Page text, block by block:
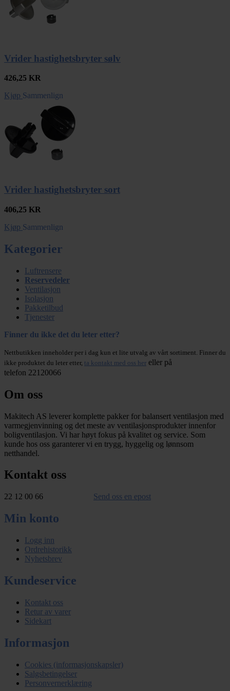
Vrider hastighetsbryter sølv
426,25 KR
Kjøp Sammenlign
Vrider hastighetsbryter sort
406,25 KR
Kjøp Sammenlign
Kategorier
Luftrensere
Reservedeler
Ventilasjon
Isolasjon
Pakketilbud
Tjenester
Finner du ikke det du leter etter?
Nettbutikken inneholder per i dag kun et lite utvalg av vårt sortiment. Finner du
ikke produktet du leter etter, ta kontakt med oss her eller på
telefon 22120066
Om oss
Makitech AS leverer komplette pakker for balansert ventilasjon med
varmegjenvinning og det meste av ventilasjonsprodukter innenfor
boligventilasjon. Vi har høyt fokus på kvalitet og service. Som
kunde hos oss garanterer vi en trygg, hyggelig og lønnsom
netthandel.
Kontakt oss
22 12 00 66 Send oss en epost
Min konto
Logg inn
Ordrehistorikk
Nyhetsbrev
Kundeservice
Kontakt oss
Retur av varer
Sidekart
Informasjon
Cookies (informasjonskapsler)
Salgsbetingelser
Personvernerklæring